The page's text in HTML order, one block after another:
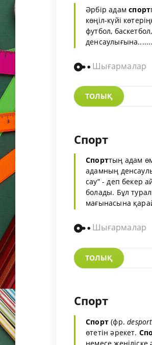
Әрбір адамспорт
көңіл-күйі
футбол,
денсаулығына.......
Шығармалар
ТОЛЫҚ
Спорт
Спорттың адам
адамның
сау” - деп бекер
болады. Бұл
мағынасына
Шығармалар
ТОЛЫҚ
Спорт
Спорт(фр.desport
өтетін әрекет.
немесе